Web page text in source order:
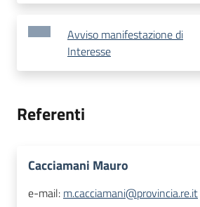
Avviso manifestazione di
Interesse
Referenti
Cacciamani Mauro
e-mail: m.cacciamani@provincia.re.it